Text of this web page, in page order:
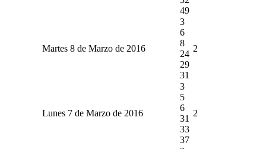
49
Martes 8 de Marzo de 2016
3
6
8
24
29
31
2
Lunes 7 de Marzo de 2016
3
5
6
31
33
37
2